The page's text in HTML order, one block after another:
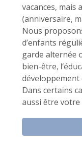
vacances, mais
(anniversaire,
Nous
d’enfants
garde alternée
bien-être,
Dans certains
aussi être votre